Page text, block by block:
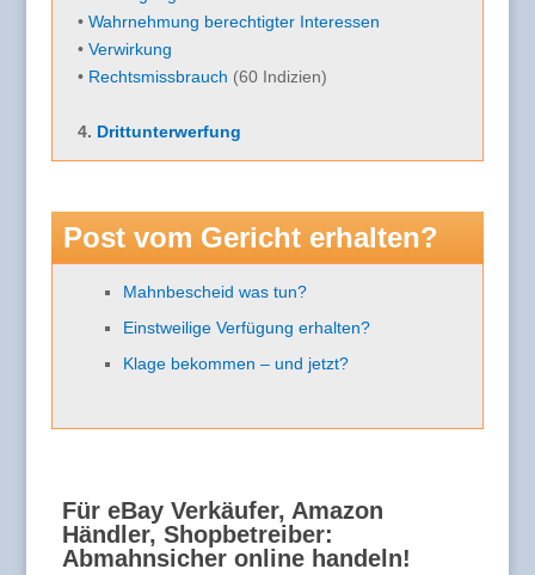
• Wahrnehmung berechtigter Interessen
• Verwirkung
• Rechtsmissbrauch (60 Indizien)
4. Drittunterwerfung
Post vom Gericht erhalten?
Mahnbescheid was tun?
Einstweilige Verfügung erhalten?
Klage bekommen – und jetzt?
Für eBay Verkäufer, Amazon
Händler, Shopbetreiber:
Abmahnsicher online handeln!